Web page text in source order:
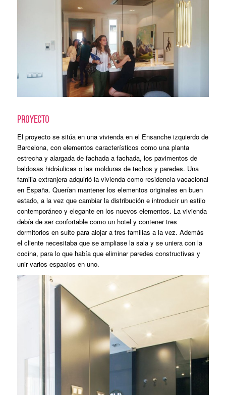
PROYECTO
El proyecto se sitúa en una vivienda en el Ensanche izquierdo de
Barcelona, con elementos característicos como una planta
estrecha y alargada de fachada a fachada, los pavimentos de
baldosas hidráulicas o las molduras de techos y paredes. Una
familia extranjera adquirió la vivienda como residencia vacacional
en España. Querían mantener los elementos originales en buen
estado, a la vez que cambiar la distribución e introducir un estilo
contemporáneo y elegante en los nuevos elementos. La vivienda
debía de ser confortable como un hotel y contener tres
dormitorios en suite para alojar a tres familias a la vez. Además
el cliente necesitaba que se ampliase la sala y se uniera con la
cocina, para lo que había que eliminar paredes constructivas y
unir varios espacios en uno.